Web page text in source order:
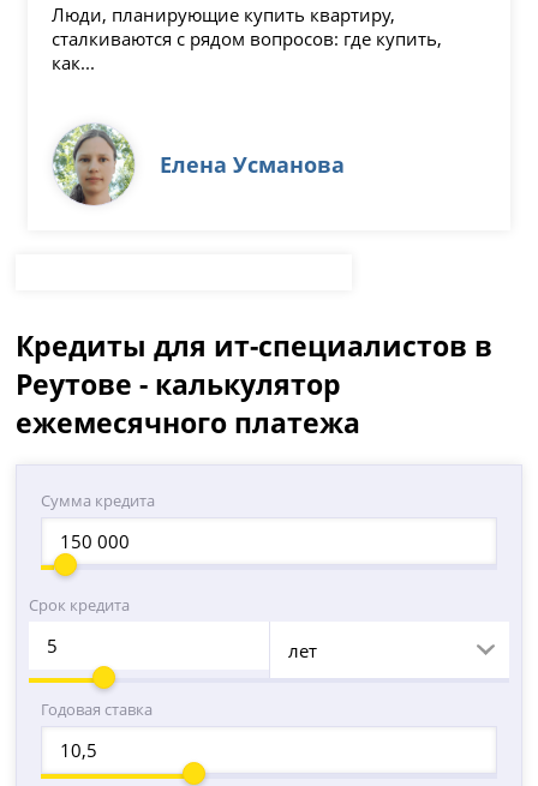
Люди, планирующие купить квартиру,
сталкиваются с рядом вопросов: где купить,
как...
Елена Усманова
Кредиты для ит-специалистов в
Реутове - калькулятор
ежемесячного платежа
Сумма кредита
Срок кредита
лет
Годовая ставка